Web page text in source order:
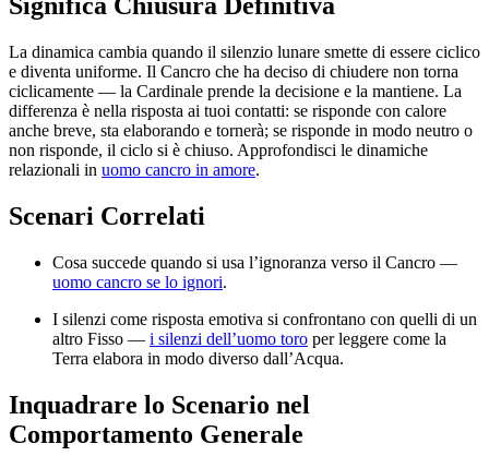
La dinamica cambia quando il silenzio lunare smette di essere ciclico
e diventa uniforme. Il Cancro che ha deciso di chiudere non torna
ciclicamente — la Cardinale prende la decisione e la mantiene. La
differenza è nella risposta ai tuoi contatti: se risponde con calore
anche breve, sta elaborando e tornerà; se risponde in modo neutro o
non risponde, il ciclo si è chiuso. Approfondisci le dinamiche
relazionali in uomo cancro in amore.
Scenari Correlati
Cosa succede quando si usa l’ignoranza verso il Cancro —
uomo cancro se lo ignori.
I silenzi come risposta emotiva si confrontano con quelli di un
altro Fisso — i silenzi dell’uomo toro per leggere come la
Terra elabora in modo diverso dall’Acqua.
Inquadrare lo Scenario nel
Comportamento Generale